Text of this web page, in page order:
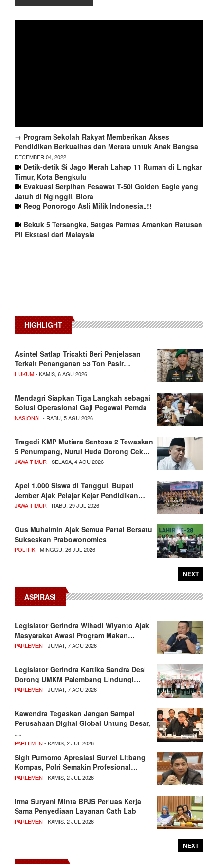
→ Program Sekolah Rakyat Memberikan Akses
Pendidikan Berkualitas dan Merata untuk Anak Bangsa
DECEMBER 04, 2022
Detik-detik Si Jago Merah Lahap 11 Rumah di Lingkar
Timur, Kota Bengkulu
Evakuasi Serpihan Pesawat T-50i Golden Eagle yang
Jatuh di Nginggil, Blora
Reog Ponorogo Asli Milik Indonesia..!!
Bekuk 5 Tersangka, Satgas Pamtas Amankan Ratusan
Pil Ekstasi dari Malaysia
HIGHLIGHT
Asintel Satlap Tricakti Beri Penjelasan
Terkait Penanganan 53 Ton Pasir…
HUKUM- KAMIS, 6 AGU 2026
Mendagri Siapkan Tiga Langkah sebagai
Solusi Operasional Gaji Pegawai Pemda
NASIONAL - RABU, 5 AGU 2026
Tragedi KMP Mutiara Sentosa 2 Tewaskan
5 Penumpang, Nurul Huda Dorong Cek…
JAWA TIMUR - SELASA, 4 AGU 2026
Apel 1.000 Siswa di Tanggul, Bupati
Jember Ajak Pelajar Kejar Pendidikan…
JAWA TIMUR - RABU, 29 JUL 2026
Gus Muhaimin Ajak Semua Partai Bersatu
Sukseskan Prabowonomics
POLITIK- MINGGU, 26 JUL 2026
NEXT
ASPIRASI
Legislator Gerindra Wihadi Wiyanto Ajak
Masyarakat Awasi Program Makan…
PARLEMEN - JUMAT, 7 AGU 2026
Legislator Gerindra Kartika Sandra Desi
Dorong UMKM Palembang Lindungi…
PARLEMEN - JUMAT, 7 AGU 2026
Kawendra Tegaskan Jangan Sampai
Perusahaan Digital Global Untung Besar,
…
PARLEMEN - KAMIS, 2 JUL 2026
Sigit Purnomo Apresiasi Survei Litbang
Kompas, Polri Semakin Profesional…
PARLEMEN - KAMIS, 2 JUL 2026
Irma Suryani Minta BPJS Perluas Kerja
Sama Penyediaan Layanan Cath Lab
PARLEMEN - KAMIS, 2 JUL 2026
NEXT